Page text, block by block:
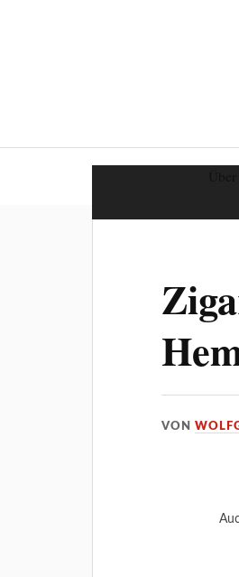
VON